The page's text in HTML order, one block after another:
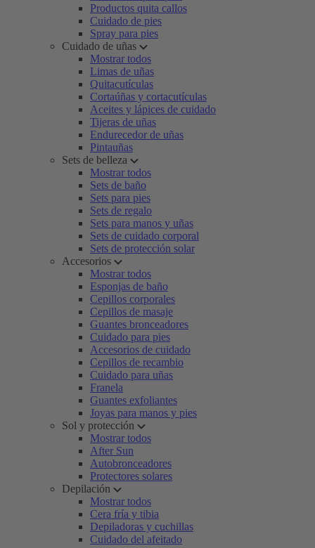
Productos quita callos
Cuidado de pies
Spray para pies
Cuidado de uñas
Mostrar todos
Limas de uñas
Quitacutículas
Cortaúñas y cortacutículas
Aceites y lápices de cuidado
Tijeras de uñas
Endurecedor de uñas
Pintauñas
Sets de belleza
Mostrar todos
Sets de baño
Sets para pies
Sets de regalo
Sets para manos y uñas
Sets de cuidado corporal
Sets de protección solar
Accesorios
Mostrar todos
Esponjas de baño
Cepillos corporales
Cepillos de masaje
Guantes bronceadores
Cuidado para pies
Accesorios de cuidado
Cepillos de recambio
Cuidado para uñas
Franela
Guantes exfoliantes
Joyas para manos y pies
Sol y protección
Mostrar todos
After Sun
Autobronceadores
Protectores solares
Depilación
Mostrar todos
Cera fría y tibia
Depiladoras y cuchillas
Cuidado del afeitado